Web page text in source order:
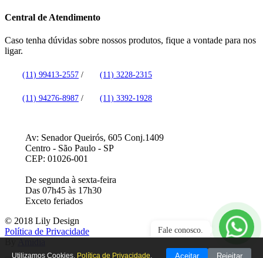
Central de Atendimento
Caso tenha dúvidas sobre nossos produtos, fique a vontade para nos
ligar.
(11) 99413-2557 / (11) 3228-2315
(11) 94276-8987 / (11) 3392-1928
Av: Senador Queirós, 605 Conj.1409
Centro - São Paulo - SP
CEP: 01026-001
De segunda à sexta-feira
Das 07h45 às 17h30
Exceto feriados
© 2018 Lily Design
Política de Privacidade
Utilizamos Cookies. Política de Privacidade. Aceitar Rejeitar
Fale conosco.